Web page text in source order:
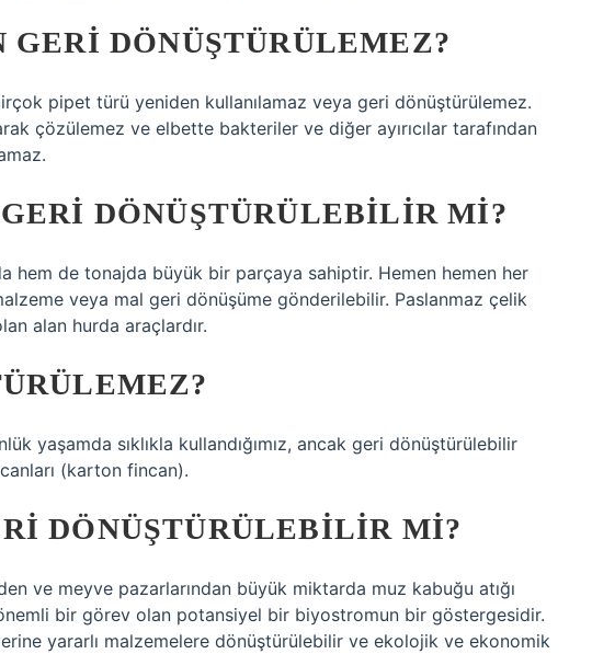
GERI DÖNÜŞTÜRÜLEMEZ?
pipet türü yeniden kullanılamaz veya geri dönüştürülemez.
çözülemez ve elbette bakteriler ve diğer ayırıcılar tarafından
DÖNÜŞTÜRÜLEBILIR MI?
hem de tonajda büyük bir parçaya sahiptir. Hemen hemen her
veya mal geri dönüşüme gönderilebilir. Paslanmaz çelik
alan hurda araçlardır.
yaşamda sıklıkla kullandığımız, ancak geri dönüştürülebilir
(karton fincan).
DÖNÜŞTÜRÜLEBILIR MI?
ve meyve pazarlarından büyük miktarda muz kabuğu atığı
bir görev olan potansiyel bir biyostromun bir göstergesidir.
yararlı malzemelere dönüştürülebilir ve ekolojik ve ekonomik